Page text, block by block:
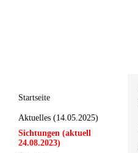
Startseite
Aktuelles (14.05.2025)
Sichtungen (aktuell
24.08.2023)